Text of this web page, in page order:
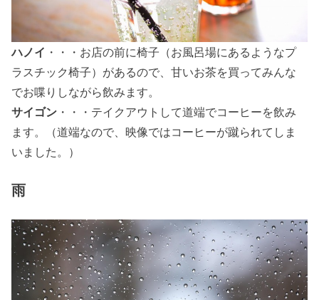
ハノイ ・・・お店の前に椅子（お風呂場にあるようなプ
ラスチック椅子）があるので、甘いお茶を買ってみんな
でお喋りしながら飲みます。
サイゴン ・・・テイクアウトして道端でコーヒーを飲み
ます。（道端なので、映像ではコーヒーが蹴られてしま
いました。）
雨